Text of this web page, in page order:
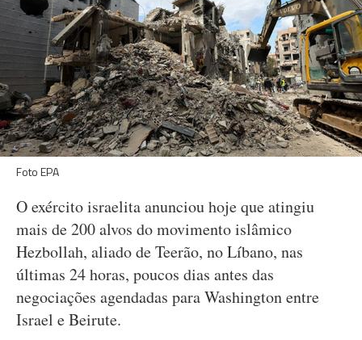
Foto EPA
O exército israelita anunciou hoje que atingiu
mais de 200 alvos do movimento islâmico
Hezbollah, aliado de Teerão, no Líbano, nas
últimas 24 horas, poucos dias antes das
negociações agendadas para Washington entre
Israel e Beirute.